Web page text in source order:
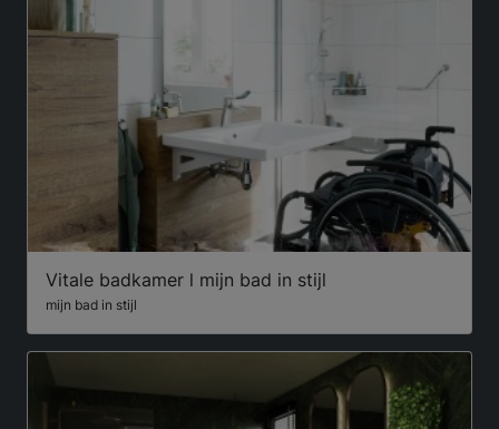
Vitale badkamer l mijn bad in stijl
mijn bad in stijl